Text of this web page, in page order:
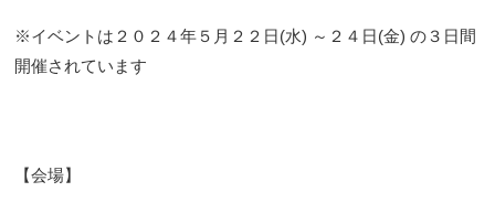
※イベントは２０２４年５月２２日(水) ～２４日(金) の３日間
開催されています
【会場】